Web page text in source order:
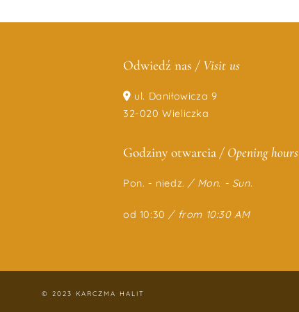
Odwiedź nas / Visit us
ul. Daniłowicza 9
32-020 Wieliczka
Godziny otwarcia / Opening hours
Pon. - niedz. / Mon. - Sun.
od 10:30 / from 10:30 AM
© 2023 KARCZMA HALIT